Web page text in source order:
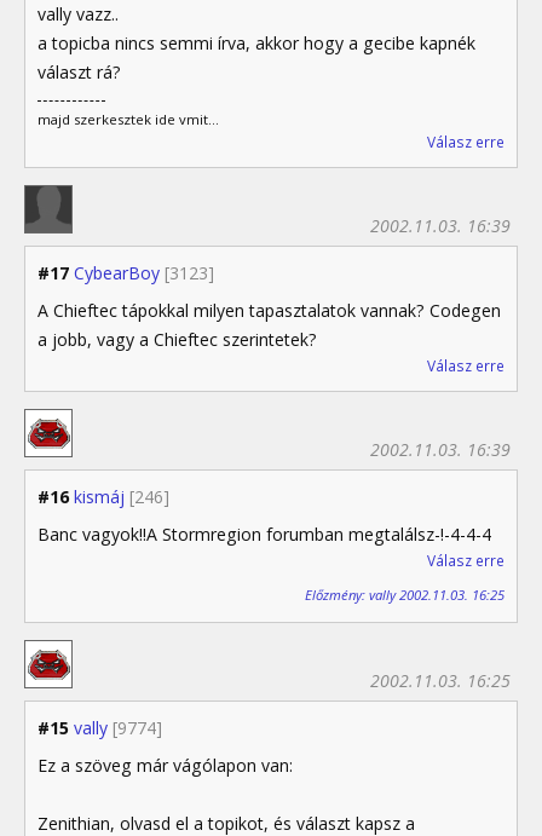
vally vazz..
a topicba nincs semmi írva, akkor hogy a gecibe kapnék
választ rá?
majd szerkesztek ide vmit...
Válasz erre
#17 CybearBoy [3123]
2002.11.03. 16:39
A Chieftec tápokkal milyen tapasztalatok vannak? Codegen
a jobb, vagy a Chieftec szerintetek?
Válasz erre
#16 kismáj [246]
2002.11.03. 16:39
Banc vagyok!!A Stormregion forumban megtalálsz-!-4-4-4
Válasz erre
Előzmény: vally 2002.11.03. 16:25
#15 vally [9774]
2002.11.03. 16:25
Ez a szöveg már vágólapon van:
Zenithian, olvasd el a topikot, és választ kapsz a